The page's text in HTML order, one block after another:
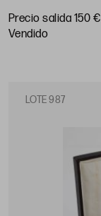
Precio salida 150 €
vendido
LOTE 987